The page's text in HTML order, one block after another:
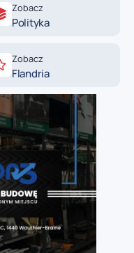
Zobacz
Polityka
Zobacz
Flandria